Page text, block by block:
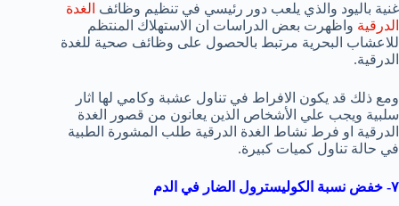
غنية باليود والذي يلعب دور رئيسي في تنظيم وظائف الغدة
الدرقية واظهرت بعض الدراسات ان الاستهلاك المنتظم
للاعشاب البحرية مرتبط بالحصول على وظائف صحية للغدة
الدرقية.
ومع ذلك قد يكون الافراط في تناول عشبة وكامي لها اثار
سلبية ويجب علي الأشخاص الذين يعانون من قصور الغدة
الدرقية او فرط نشاط الغدة الدرقية طلب المشورة الطبية
في حالة تناول كميات كبيرة.
٧- خفض نسبة الكوليسترول الضار في الدم